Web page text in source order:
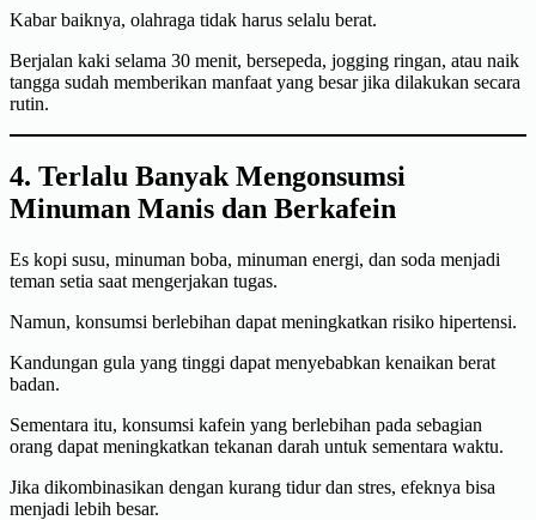
Kabar baiknya, olahraga tidak harus selalu berat.
Berjalan kaki selama 30 menit, bersepeda, jogging ringan, atau naik
tangga sudah memberikan manfaat yang besar jika dilakukan secara
rutin.
4. Terlalu Banyak Mengonsumsi
Minuman Manis dan Berkafein
Es kopi susu, minuman boba, minuman energi, dan soda menjadi
teman setia saat mengerjakan tugas.
Namun, konsumsi berlebihan dapat meningkatkan risiko hipertensi.
Kandungan gula yang tinggi dapat menyebabkan kenaikan berat
badan.
Sementara itu, konsumsi kafein yang berlebihan pada sebagian
orang dapat meningkatkan tekanan darah untuk sementara waktu.
Jika dikombinasikan dengan kurang tidur dan stres, efeknya bisa
menjadi lebih besar.